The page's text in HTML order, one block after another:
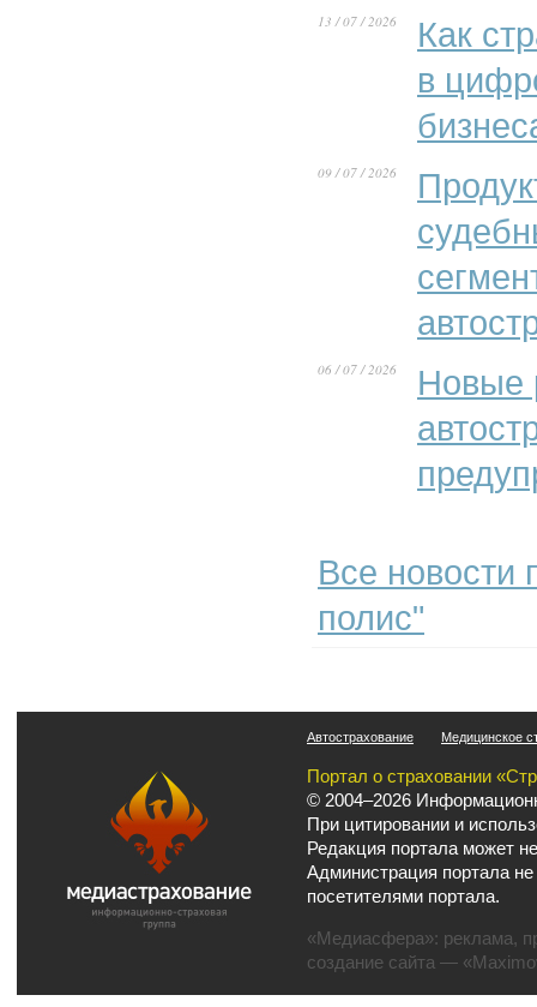
13 / 07 / 2026
Как
в
09 / 07 / 2026
06 / 07 / 2026
Новые
Все новости
полис"
Автострахование Медицинское
Портал о страховании
© 2004–2026
При цитировании и
Редакция портала может
Администрация портала
посетителями портала.
«Медиасфера»: реклама,
создание сайта —